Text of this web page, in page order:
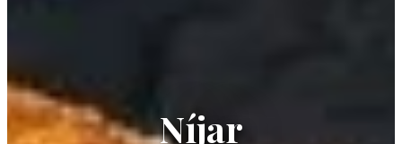
Níjar